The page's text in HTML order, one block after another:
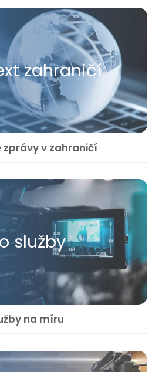
zahraničí
zprávy v zahraničí
služby
na míru